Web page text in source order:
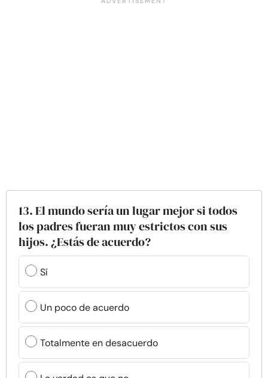
13. El mundo sería un lugar mejor si todos
los padres fueran muy estrictos con sus
hijos. ¿Estás de acuerdo?
Sí
Un poco de acuerdo
Totalmente en desacuerdo